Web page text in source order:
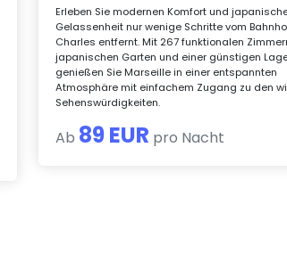
Erleben Sie modernen Komfort und
Gelassenheit nur wenige Schritte vom
Charles entfernt. Mit 267 funktionalen
japanischen Garten und einer günstigen
genießen Sie Marseille in einer entspannten
Atmosphäre mit einfachem Zugang zu den
Sehenswürdigkeiten.
Ab 89 EUR pro Nacht